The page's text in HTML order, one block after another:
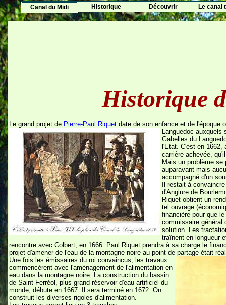
Canal du Midi Historique Découvrir Le canal
Historique
Le grand projet de Pierre-Paul Riquet date de son enfance et de l'époque
Languedoc
Gabelles du
l'Etat. C'est en 1662,
carrière achevée,
Mais un problème
auparavant mais
accompagné d'un
Il restait à
d'Anglure de
Riquet obtient un
tel ouvrage
financière pour que
commissaire général
solution. Les
traînent en longueur
rencontre avec Colbert, en 1666. Paul Riquet prendra à sa charge le
projet d'amener de l'eau de la montagne noire au point de partage était
Une fois les émissaires du roi convaincus, les travaux
commencèrent avec l'aménagement de l'alimentation en
eau dans la montagne noire. La construction du bassin
de Saint Ferréol, plus grand réservoir d'eau artificiel du
monde, débute en 1667. Il sera terminé en 1672. On
construit les diverses rigoles d'alimentation.